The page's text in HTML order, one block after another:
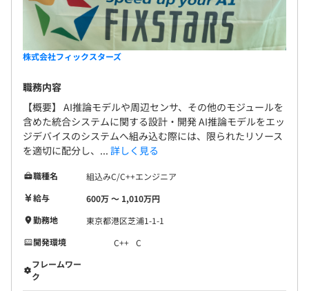
株式会社フィックスターズ
職務内容
【概要】 AI推論モデルや周辺センサ、その他のモジュールを
含めた統合システムに関する設計・開発 AI推論モデルをエッ
ジデバイスのシステムへ組み込む際には、限られたリソース
を適切に配分し、... 詳しく見る
職種名
組込みC/C++エンジニア
給与
600万 〜 1,010万円
勤務地
東京都港区芝浦1-1-1
開発環境
C++ C
フレームワー
ク